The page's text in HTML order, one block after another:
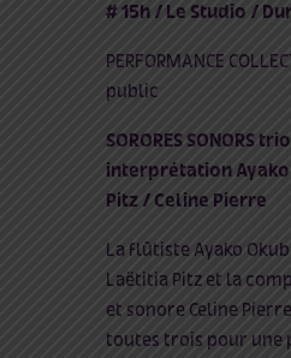
# 15h / Le Studio /
PERFORMANCE
public
SORORES SONORS
interprétation Ayako
Pitz / Celine Pierre
La flûtiste Ayako
Laëtitia Pitz et la
et sonore Celine
toutes trois pour une